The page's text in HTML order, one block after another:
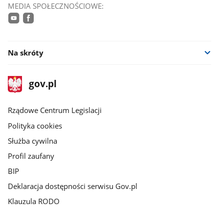
MEDIA SPOŁECZNOŚCIOWE:
Na skróty
stopka
gov.plStrona
gov.pl
Rządowe Centrum Legislacji
Polityka cookies
Służba cywilna
Profil zaufany
BIP
Deklaracja dostępności serwisu Gov.pl
Klauzula RODO